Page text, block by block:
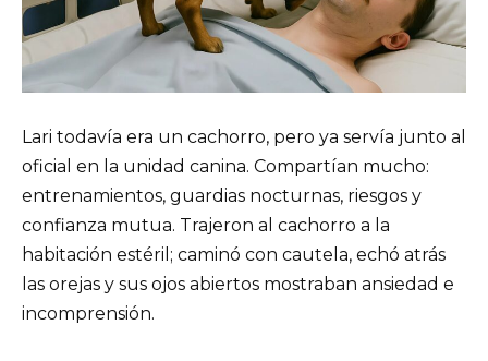
Lari todavía era un cachorro, pero ya servía junto al
oficial en la unidad canina. Compartían mucho:
entrenamientos, guardias nocturnas, riesgos y
confianza mutua. Trajeron al cachorro a la
habitación estéril; caminó con cautela, echó atrás
las orejas y sus ojos abiertos mostraban ansiedad e
incomprensión.